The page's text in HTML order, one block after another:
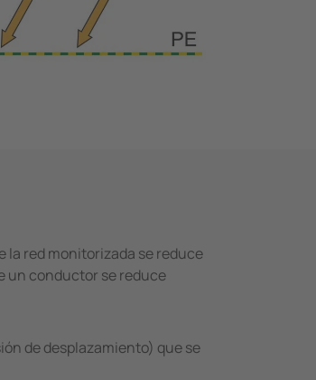
la red moni­torizada se reduce
un conductor se reduce
de desplazamiento) que se